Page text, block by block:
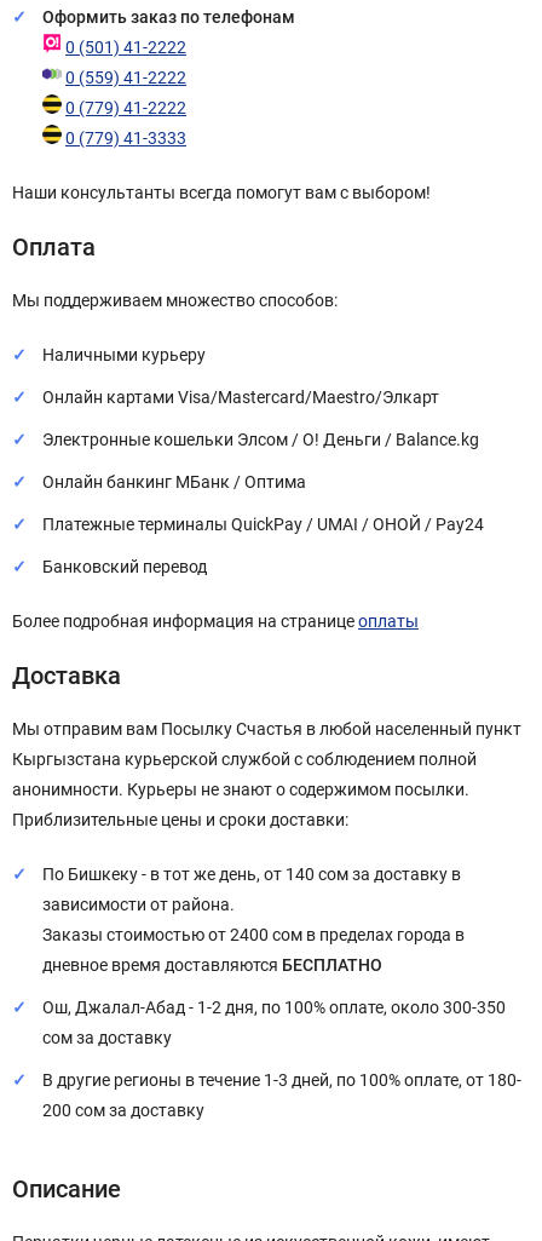
Оформить заказ по телефонам
0 (501) 41-2222
0 (559) 41-2222
0 (779) 41-2222
0 (779) 41-3333
Наши консультанты всегда помогут вам с выбором!
Оплата
Мы поддерживаем множество способов:
Наличными курьеру
Онлайн картами Visa/Mastercard/Maestro/Элкарт
Электронные кошельки Элсом / О! Деньги / Balance.kg
Онлайн банкинг МБанк / Оптима
Платежные терминалы QuickPay / UMAI / ОНОЙ / Pay24
Банковский перевод
Более подробная информация на страницеоплаты
Доставка
Мы отправим вам Посылку Счастья в любой населенный пункт
Кыргызстана курьерской службой с соблюдением полной
анонимности. Курьеры не знают о содержимом посылки.
Приблизительные цены и сроки доставки:
По Бишкеку - в тот же день, от 140 сом за доставку в
зависимости от района.
Заказы стоимостью от 2400 сом в пределах города в
дневное время доставляются БЕСПЛАТНО
Ош, Джалал-Абад - 1-2 дня, по 100% оплате, около 300-350
сом за доставку
В другие регионы в течение 1-3 дней, по 100% оплате, от 180-
200 сом за доставку
Описание